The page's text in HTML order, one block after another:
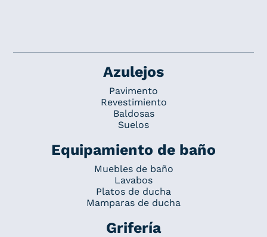
Azulejos
Pavimento
Revestimiento
Baldosas
Suelos
Equipamiento de baño
Muebles de baño
Lavabos
Platos de ducha
Mamparas de ducha
Grifería